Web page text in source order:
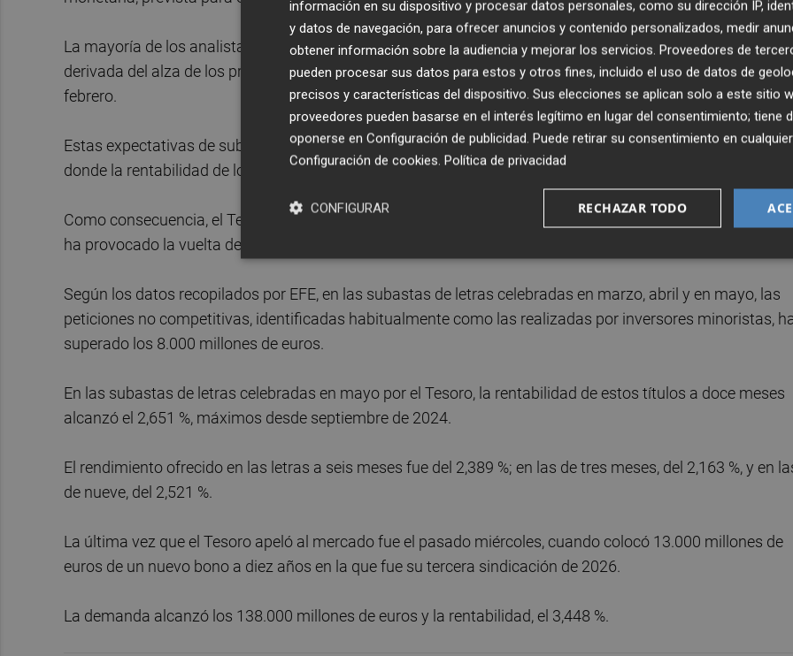
La mayoría de los analistas esperan que el BCE suba los tipos de interés en un contexto de mayor
derivada del alza de los precios de la energía como consecuencia de la guerra en Irán, iniciada el 28 de
febrero.
Estas expectativas de subidas de tipos ya han quedado reflejadas en el mercado secundario de deuda,
donde la rentabilidad de los bonos subió con fuerza en las últimas semanas.
Como consecuencia, el Tesoro ha pagado más a los inversores que han adquirido su deuda, lo que
ha provocado la vuelta de los ahorradores minoristas.
Según los datos recopilados por EFE, en las subastas de letras celebradas en marzo, abril y en mayo, las
peticiones no competitivas, identificadas habitualmente como las realizadas por inversores minoristas,
superado los 8.000 millones de euros.
En las subastas de letras celebradas en mayo por el Tesoro, la rentabilidad de estos títulos a doce meses
alcanzó el 2,651 %, máximos desde septiembre de 2024.
El rendimiento ofrecido en las letras a seis meses fue del 2,389 %; en las de tres meses, del 2,163 %, y en
de nueve, del 2,521 %.
La última vez que el Tesoro apeló al mercado fue el pasado miércoles, cuando colocó 13.000 millones de
euros de un nuevo bono a diez años en la que fue su tercera sindicación de 2026.
La demanda alcanzó los 138.000 millones de euros y la rentabilidad, el 3,448 %.
información en su dispositivo y procesar datos personales, como su dirección IP,
y datos de navegación, para ofrecer anuncios y contenido personalizados, medir
obtener información sobre la audiencia y mejorar los servicios. Proveedores de
pueden procesar sus datos para estos y otros fines, incluido el uso de datos de
precisos y características del dispositivo. Sus elecciones se aplican solo a este sitio
proveedores pueden basarse en el interés legítimo en lugar del consentimiento; tiene
oponerse en Configuración de publicidad. Puede retirar su consentimiento en
Configuración de cookies. Política de privacidad
RECHAZAR TODO
CONFIGURAR